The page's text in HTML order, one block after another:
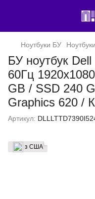
Ноутбуки БУ
БУ ноутбук
60Гц
GB / SSD 240
Graphics 620 /
Артикул:
з США